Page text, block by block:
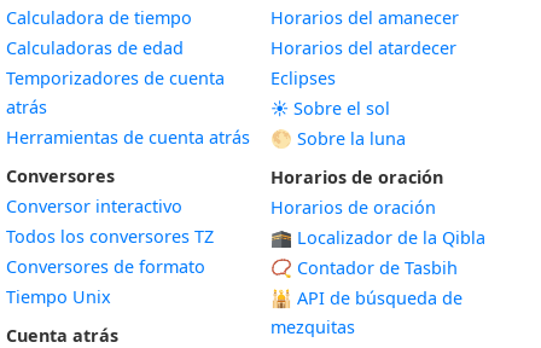
Calculadora de tiempo
Calculadoras de edad
Temporizadores de cuenta
atrás
Herramientas de cuenta atrás
Conversores
Conversor interactivo
Todos los conversores TZ
Conversores de formato
Tiempo Unix
Cuenta atrás
Horarios del amanecer
Horarios del atardecer
Eclipses
☀️ Sobre el sol
🌕 Sobre la luna
Horarios de oración
Horarios de oración
🕋 Localizador de la Qibla
📿 Contador de Tasbih
🕌 API de búsqueda de
mezquitas